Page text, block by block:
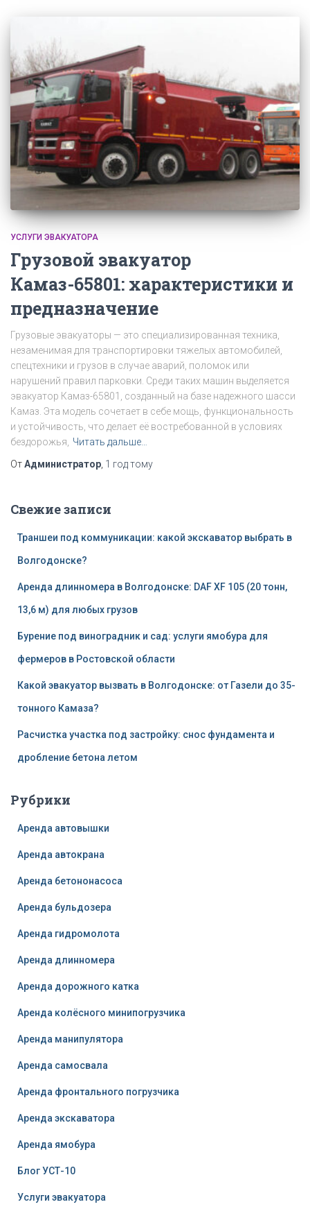
УСЛУГИ ЭВАКУАТОРА
Грузовой эвакуатор
Камаз-65801: характеристики и
предназначение
Грузовые эвакуаторы — это специализированная техника,
незаменимая для транспортировки тяжелых автомобилей,
спецтехники и грузов в случае аварий, поломок или
нарушений правил парковки. Среди таких машин выделяется
эвакуатор Камаз-65801, созданный на базе надежного шасси
Камаз. Эта модель сочетает в себе мощь, функциональность
и устойчивость, что делает её востребованной в условиях
бездорожья,
Читать дальше…
ОтАдминистратор 1 годтому
Свежие записи
Траншеи под коммуникации: какой экскаватор выбрать в
Волгодонске?
Аренда длинномера в Волгодонске: DAF XF 105 (20 тонн,
13,6 м) для любых грузов
Бурение под виноградник и сад: услуги ямобура для
фермеров в Ростовской области
Какой эвакуатор вызвать в Волгодонске: от Газели до 35-
тонного Камаза?
Расчистка участка под застройку: снос фундамента и
дробление бетона летом
Рубрики
Аренда автовышки
Аренда автокрана
Аренда бетононасоса
Аренда бульдозера
Аренда гидромолота
Аренда длинномера
Аренда дорожного катка
Аренда колёсного минипогрузчика
Аренда манипулятора
Аренда самосвала
Аренда фронтального погрузчика
Аренда экскаватора
Аренда ямобура
Блог УСТ-10
Услуги эвакуатора